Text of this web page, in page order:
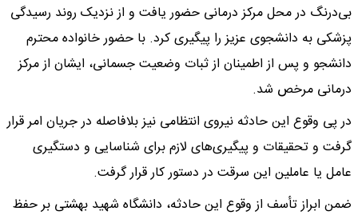
بی‌درنگ در محل مرکز درمانی حضور یافت و از نزدیک روند رسیدگی
پزشکی به دانشجوی عزیز را پیگیری کرد. با حضور خانواده محترم
دانشجو و پس از اطمینان از ثبات وضعیت جسمانی، ایشان از مرکز
درمانی مرخص شد.
در پی وقوع این حادثه نیروی انتظامی نیز بلافاصله در جریان امر قرار
گرفت و تحقیقات و پیگیری‌های لازم برای شناسایی و دستگیری
عامل یا عاملین این سرقت در دستور کار قرار گرفت.
ضمن ابراز تأسف از وقوع این حادثه، دانشگاه شهید بهشتی بر حفظ